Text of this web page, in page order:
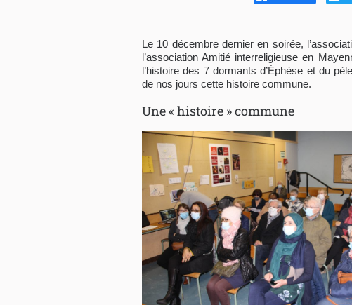
Le 10 décembre dernier en soirée,
l’association Amitié interreligieuse en
l’histoire des 7 dormants d’Éphèse et du
de nos jours cette histoire commune.
Une « histoire » commune